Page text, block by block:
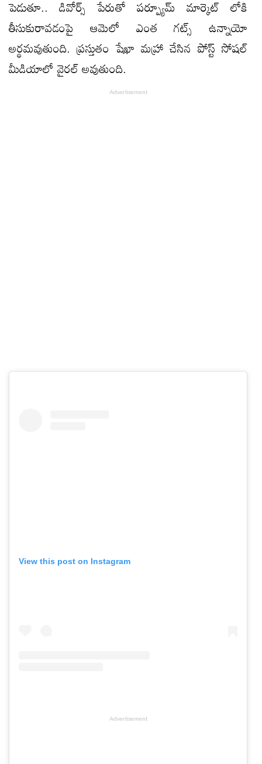
పెడుతూ.. డివోర్స్ పేరుతో పర్ప్యూమ్ మార్కెట్ లోకి
తీసుకురావడంపై ఆమెలో ఎంత గట్స్ ఉన్నాయో
అర్థమవుతుంది. ప్రస్తుతం షేఖా మహ్రా చేసిన పోస్ట్ సోషల్
మీడియాలో వైరల్ అవుతుంది.
View this post on Instagram